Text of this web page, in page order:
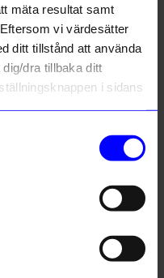
mäta resultat samt
vi värdesätter
ditt tillstånd att använda
dra tillbaka ditt
i sidans